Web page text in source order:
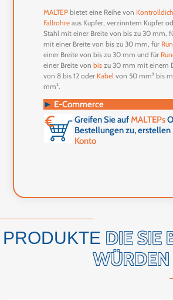
MALTEP bietet eine Reihe von
Fallrohre aus Kupfer, verzinntem Kupfer
Stahl mit einer Breite von bis zu 30 mm,
mit einer Breite von bis zu 30 mm, für
einer Breite von bis zu 30 mm und für
einer Breite vonbis zu 30 mm mit einem
von 8 bis 12 oder Kabel von 50 mm² bis
mm².
► E-Commerce
Greifen Sie aufMALTEPs
Bestellungen zu, erstellen
Konto
PRODUKTE DIE SIE
WÜRDEN